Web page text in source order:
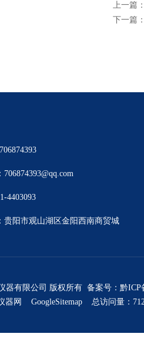
上一篇
下一篇
4403093
贵阳市观山湖区金阳西南商贸城
器有限公司 版权所有 备案号： 黔ICP
器网 GoogleSitemap 总访问量：